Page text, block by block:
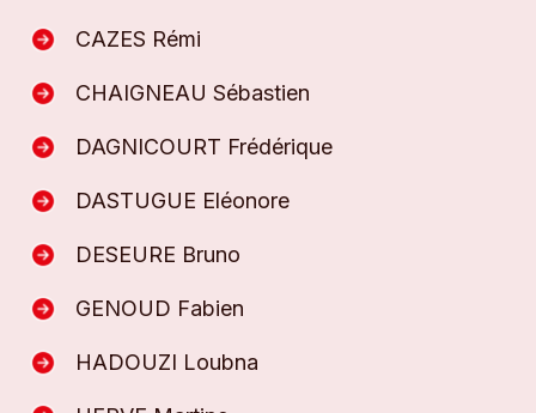
CAZES Rémi
CHAIGNEAU Sébastien
DAGNICOURT Frédérique
DASTUGUE Eléonore
DESEURE Bruno
GENOUD Fabien
HADOUZI Loubna